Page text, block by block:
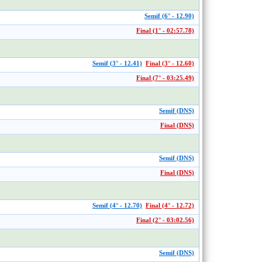
Semif (6° - 12.90)
Final (1° - 02:57.78)
Final (3° - 12.60)
Semif (3° - 12.41)
Final (7° - 03:25.49)
Semif (DNS)
Final (DNS)
Semif (DNS)
Final (DNS)
Final (4° - 12.72)
Semif (4° - 12.70)
Final (2° - 03:02.56)
Semif (DNS)